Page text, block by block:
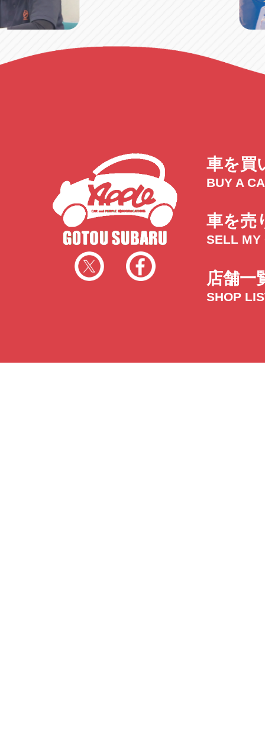
車を買
BUY A
車を売
SELL MY
店舗一
SHOP